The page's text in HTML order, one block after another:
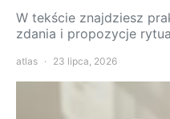
W tekście znajdziesz
zdania i propozycje
atlas 23 lipca, 2026